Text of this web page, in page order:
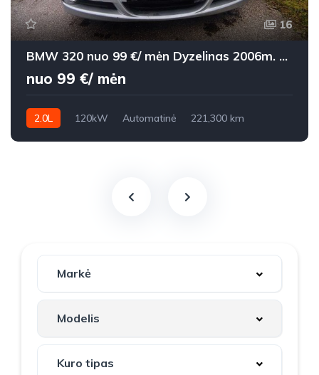
16
BMW 320 nuo 99 €/ mėn Dyzelinas 2006m. Universalas Automatinė
nuo 99 €/ mėn
2.0L 120kW Automatinė
221,300 km